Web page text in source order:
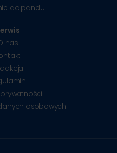
do panelu
nas
osobowych